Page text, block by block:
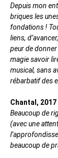
Depuis mon
briques les
fondations !
liens,
peur de
magie savoir
musical, sans
rébarbatif des
Chantal, 2017
Beaucoup de
(avec une
beaucoup de